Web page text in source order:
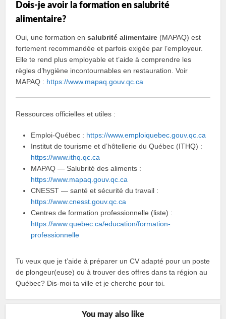
Dois-je avoir la formation en salubrité
alimentaire?
Oui, une formation ensalubrité alimentaire (MAPAQ) est
fortement recommandée et parfois exigée par l’employeur.
Elle te rend plus employable et t’aide à comprendre les
règles d’hygiène incontournables en restauration. Voir
MAPAQ : https://www.mapaq.gouv.qc.ca
Ressources officielles et utiles :
Emploi-Québec : https://www.emploiquebec.gouv.qc.ca
Institut de tourisme et d’hôtellerie du Québec (ITHQ) :
https://www.ithq.qc.ca
MAPAQ — Salubrité des aliments :
https://www.mapaq.gouv.qc.ca
CNESST — santé et sécurité du travail :
https://www.cnesst.gouv.qc.ca
Centres de formation professionnelle (liste) :
https://www.quebec.ca/education/formation-
professionnelle
Tu veux que je t’aide à préparer un CV adapté pour un poste
de plongeur(euse) ou à trouver des offres dans ta région au
Québec? Dis-moi ta ville et je cherche pour toi.
You may also like